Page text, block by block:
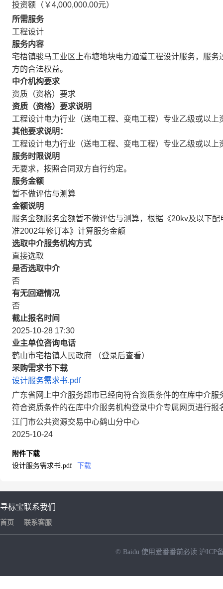
投资额（￥4,000,000.00元）
所需服务
工程设计
服务内容
宅梧镇骏马工业区上布塘地块电力通道工程设计服务，服
方的合法权益。
中介机构要求
资质（资格）要求
资质（资格）要求说明
工程设计电力行业（送电工程、变电工程）专业乙级或以上
其他要求说明：
工程设计电力行业（送电工程、变电工程）专业乙级或以上
服务时限说明
无要求，按照合同双方自行约定。
服务金额
暂不做评估与测算
金额说明
服务金额服务金额暂不做评估与测算，根据《20kv及以下
准2002年修订本》计算服务金额
选取中介服务机构方式
直接选取
是否选取中介
否
有无回避情况
否
截止报名时间
2025-10-28 17:30
业主单位咨询电话
鹤山市宅梧镇人民政府 （登录后查看）
采购需求书下载
设计服务需求书.pdf
广东省网上中介服务超市已经向符合资质条件的在库中介
符合资质条件的在库中介服务机构登录中介专属网页进行报
江门市公共资源交易中心鹤山分中心
2025-10-24
附件下载
设计服务需求书.pdf
下载
寻标宝
首页
联系我们
联系客服
© Baidu 使用爱番番前必读 沪ICP